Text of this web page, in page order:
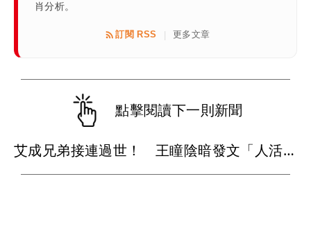
肖分析。
訂閱 RSS | 更多文章
點擊閱讀下一則新聞
艾成兄弟接連過世！ 王瞳陰暗發文「人活著活著就死了」：要好好預備死亡